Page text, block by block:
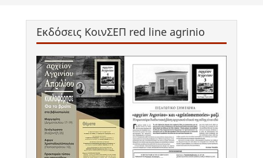
Εκδόσεις ΚοινΣΕΠ red line agrinio